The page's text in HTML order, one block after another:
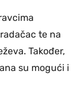
te na
Također,
su mogući i